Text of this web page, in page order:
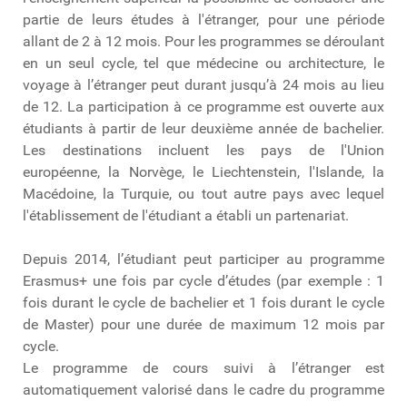
partie de leurs études à l'étranger, pour une période
allant de 2 à 12 mois. Pour les programmes se déroulant
en un seul cycle, tel que médecine ou architecture, le
voyage à l’étranger peut durant jusqu’à 24 mois au lieu
de 12. La participation à ce programme est ouverte aux
étudiants à partir de leur deuxième année de bachelier.
Les destinations incluent les pays de l'Union
européenne, la Norvège, le Liechtenstein, l'Islande, la
Macédoine, la Turquie, ou tout autre pays avec lequel
l'établissement de l'étudiant a établi un partenariat.
Depuis 2014, l’étudiant peut participer au programme
Erasmus+ une fois par cycle d’études (par exemple : 1
fois durant le cycle de bachelier et 1 fois durant le cycle
de Master) pour une durée de maximum 12 mois par
cycle.
Le programme de cours suivi à l’étranger est
automatiquement valorisé dans le cadre du programme